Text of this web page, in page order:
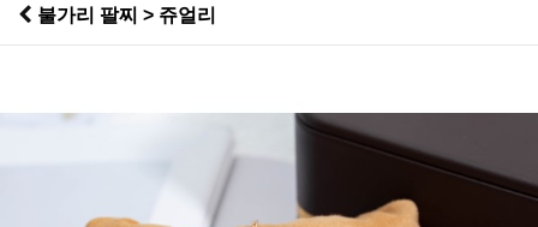
불가리 팔찌 > 쥬얼리